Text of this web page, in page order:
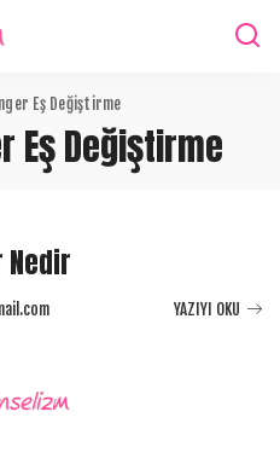
Eş Değiştirme
Eş Değiştirme
Nedir
YAZIYI OKU